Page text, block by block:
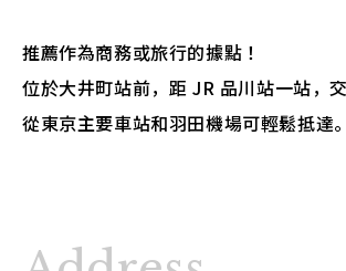
推薦作為商務或旅行的據點！
位於大井町站前，距 JR 品川站一站，交
從東京主要車站和羽田機場可輕鬆抵達。